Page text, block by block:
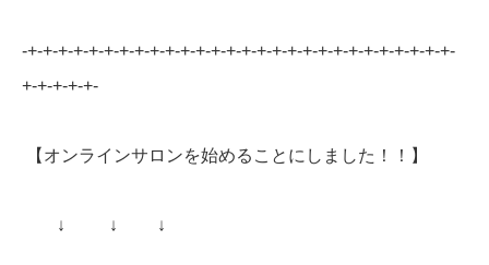
-+-+-+-+-+-+-+-+-+-+-+-+-+-+-+-+-+-+-+-+-+-+-+-+-+-+-+-+-
+-+-+-+-+-
【オンラインサロンを始めることにしました！！】
↓ ↓ ↓